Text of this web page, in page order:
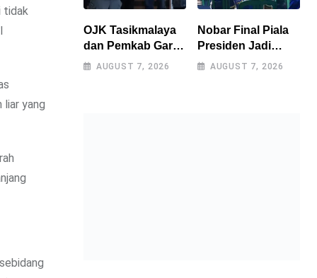
tidak
liar yang
OJK Tasikmalaya
dan Pemkab Garut
Perkuat Akses
AUGUST 7, 2026
Nobar Final Piala
Presiden Jadi
Momen
AUGUST 7, 2026